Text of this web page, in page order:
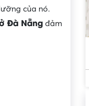
của nó.
Đà Nẵng đảm